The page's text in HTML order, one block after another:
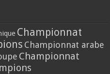
Championnat
Championnat arabe
Championnat